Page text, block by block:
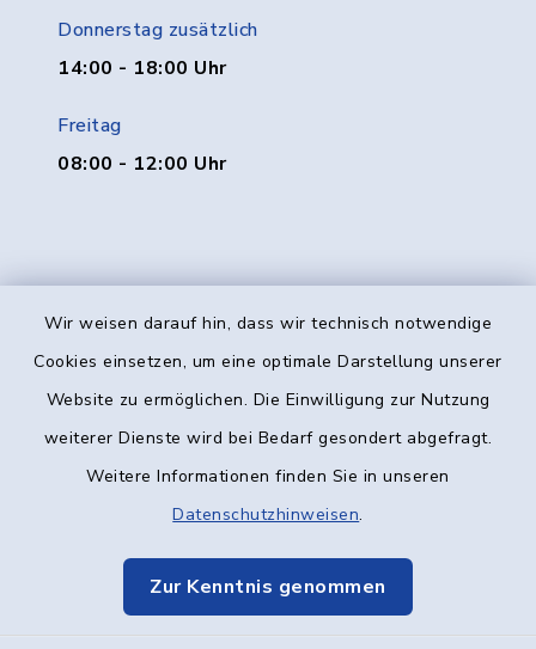
Wir weisen darauf hin, dass wir technisch notwendige
Cookies einsetzen, um eine optimale Darstellung unserer
Website zu ermöglichen. Die Einwilligung zur Nutzung
weiterer Dienste wird bei Bedarf gesondert abgefragt.
Weitere Informationen finden Sie in unseren
Datenschutzhinweisen.
Zur Kenntnis genommen
Donnerstag zusätzlich
14:00 - 18:00 Uhr
Freitag
08:00 - 12:00 Uhr
Kontakt
Datenschutz
Elektronische Kommunikation